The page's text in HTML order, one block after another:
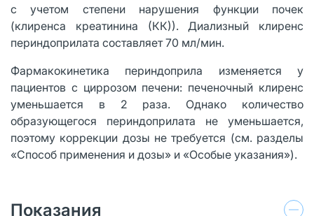
с учетом степени нарушения функции почек
(клиренса креатинина (КК)). Диализный клиренс
периндоприлата составляет 70 мл/мин.
Фармакокинетика периндоприла изменяется у
пациентов с циррозом печени: печеночный клиренс
уменьшается в 2 раза. Однако количество
образующегося периндоприлата не уменьшается,
поэтому коррекции дозы не требуется (см. разделы
«Способ применения и дозы» и «Особые указания»).
Показания